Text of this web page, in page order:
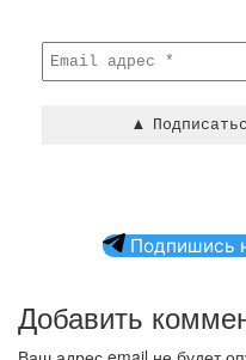
Подпишись
Добавить